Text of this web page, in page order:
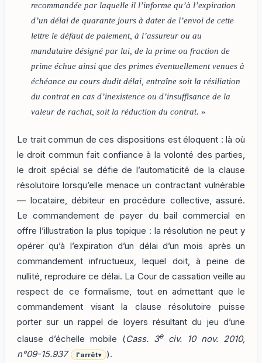
recommandée par laquelle il l’informe qu’à l’expiration
d’un délai de quarante jours à dater de l’envoi de cette
lettre le défaut de paiement, à l’assureur ou au
mandataire désigné par lui, de la prime ou fraction de
prime échue ainsi que des primes éventuellement venues à
échéance au cours dudit délai, entraîne soit la résiliation
du contrat en cas d’inexistence ou d’insuffisance de la
valeur de rachat, soit la réduction du contrat. »
Le trait commun de ces dispositions est éloquent : là où
le droit commun fait confiance à la volonté des parties,
le droit spécial se défie de l’automaticité de la clause
résolutoire lorsqu’elle menace un contractant vulnérable
— locataire, débiteur en procédure collective, assuré.
Le commandement de payer du bail commercial en
offre l’illustration la plus topique : la résolution ne peut y
opérer qu’à l’expiration d’un délai d’un mois après un
commandement infructueux, lequel doit, à peine de
nullité, reproduire ce délai. La Cour de cassation veille au
respect de ce formalisme, tout en admettant que le
commandement visant la clause résolutoire puisse
porter sur un rappel de loyers résultant du jeu d’une
clause d’échelle mobile (Cass. 3eciv. 10 nov. 2010,
n°09-15.937
l'arrêt▾ ).